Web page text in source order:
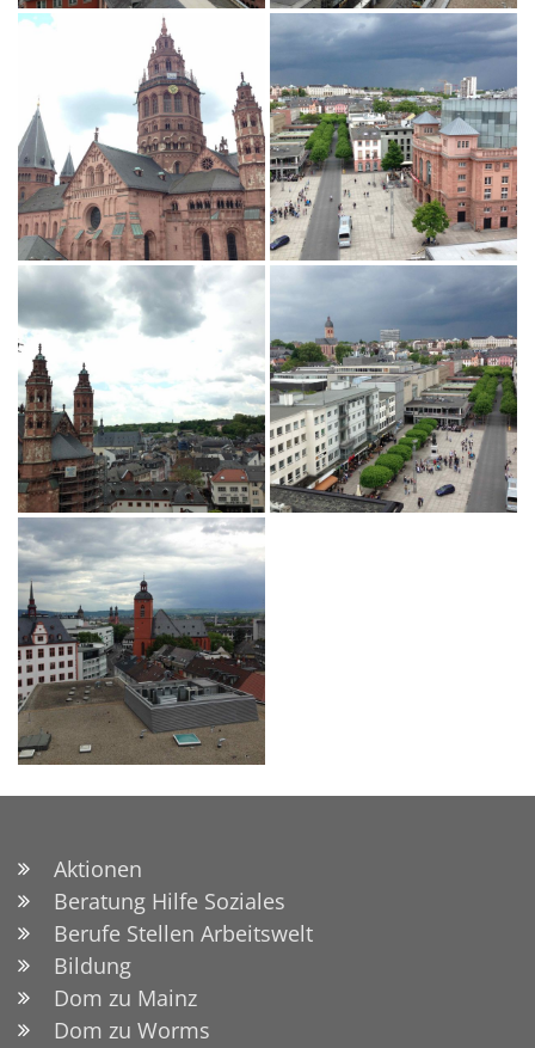
Aktionen
Beratung Hilfe Soziales
Berufe Stellen Arbeitswelt
Bildung
Dom zu Mainz
Dom zu Worms